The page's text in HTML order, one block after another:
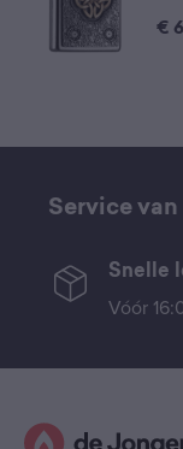
€
Service
Snelle
Vóór